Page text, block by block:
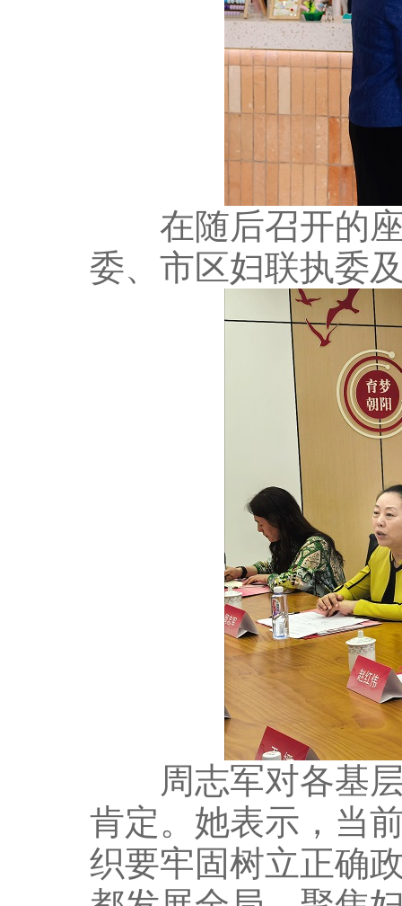
在随后召开的座
委、市区妇联执委
周志军对各基层
肯定。她表示，当
织要牢固树立正确